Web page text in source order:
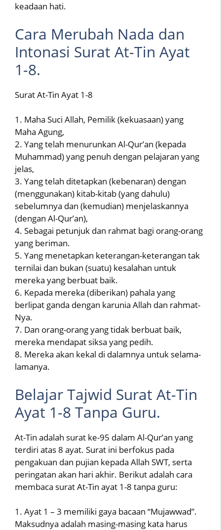
keadaan hati.
Cara Merubah Nada dan
Intonasi Surat At-Tin Ayat
1-8.
Surat At-Tin Ayat 1-8
1. Maha Suci Allah, Pemilik (kekuasaan) yang
Maha Agung,
2. Yang telah menurunkan Al-Qur’an (kepada
Muhammad) yang penuh dengan pelajaran yang
jelas,
3. Yang telah ditetapkan (kebenaran) dengan
(menggunakan) kitab-kitab (yang dahulu)
sebelumnya dan (kemudian) menjelaskannya
(dengan Al-Qur’an),
4. Sebagai petunjuk dan rahmat bagi orang-orang
yang beriman.
5. Yang menetapkan keterangan-keterangan tak
ternilai dan bukan (suatu) kesalahan untuk
mereka yang berbuat baik.
6. Kepada mereka (diberikan) pahala yang
berlipat ganda dengan karunia Allah dan rahmat-
Nya.
7. Dan orang-orang yang tidak berbuat baik,
mereka mendapat siksa yang pedih.
8. Mereka akan kekal di dalamnya untuk selama-
lamanya.
Belajar Tajwid Surat At-Tin
Ayat 1-8 Tanpa Guru.
At-Tin adalah surat ke-95 dalam Al-Qur’an yang
terdiri atas 8 ayat. Surat ini berfokus pada
pengakuan dan pujian kepada Allah SWT, serta
peringatan akan hari akhir. Berikut adalah cara
membaca surat At-Tin ayat 1-8 tanpa guru:
1. Ayat 1 – 3 memiliki gaya bacaan “Mujawwad”.
Maksudnya adalah masing-masing kata harus